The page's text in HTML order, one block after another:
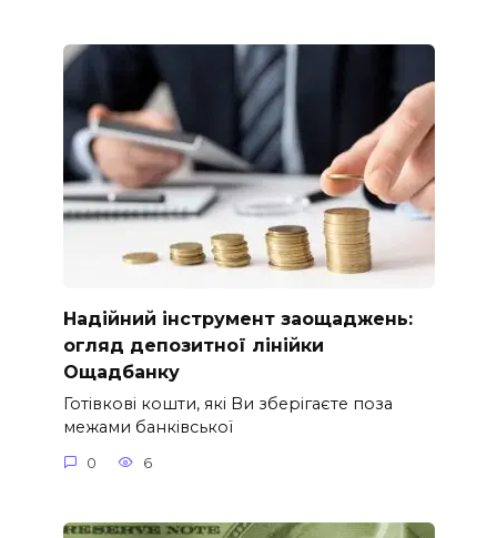
Надійний інструмент заощаджень:
огляд депозитної лінійки
Ощадбанку
Готівкові кошти, які Ви зберігаєте поза
межами банківської
0 6